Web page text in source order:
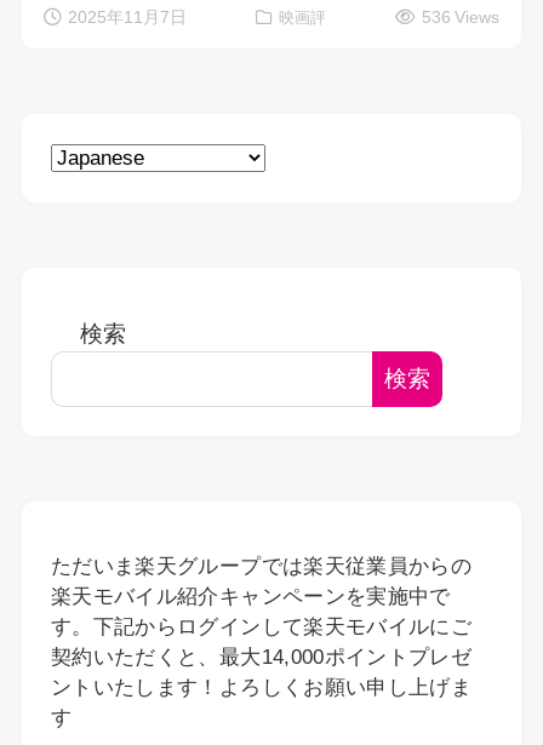
2025年11月7日 映画評 536 Views
検索
検索
ただいま楽天グループでは楽天従業員からの
楽天モバイル紹介キャンペーンを実施中で
す。下記からログインして楽天モバイルにご
契約いただくと、最大14,000ポイントプレゼ
ントいたします！よろしくお願い申し上げま
す